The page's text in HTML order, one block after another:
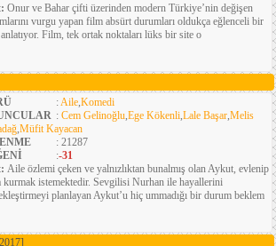
Onur ve Bahar çifti üzerinden modern Türkiye’nin değişen
vurgu yapan film absürt durumları oldukça eğlenceli bir
Film, tek ortak noktaları lüks bir site o
:Aile,Komedi
: Cem Gelinoğlu,Ege Kökenli,Lale Başar,Melis
,Müfit Kayacan
: 21287
:-31
Aile özlemi çeken ve yalnızlıktan bunalmış olan Aykut, evlenip
kurmak istemektedir. Sevgilisi Nurhan ile hayallerini
planlayan Aykut’u hiç ummadığı bir durum beklem